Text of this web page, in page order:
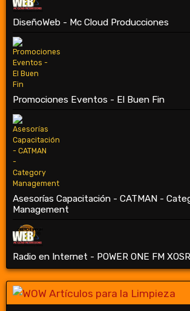
DiseñoWeb - Mc Cloud Producciones
Promociones Eventos - El Buen Fin
Asesorías Capacitación - CATMAN -
Management
Radio en Internet - POWER ONE FM XOSR